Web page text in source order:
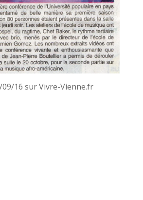
16 sur Vivre-Vienne.fr